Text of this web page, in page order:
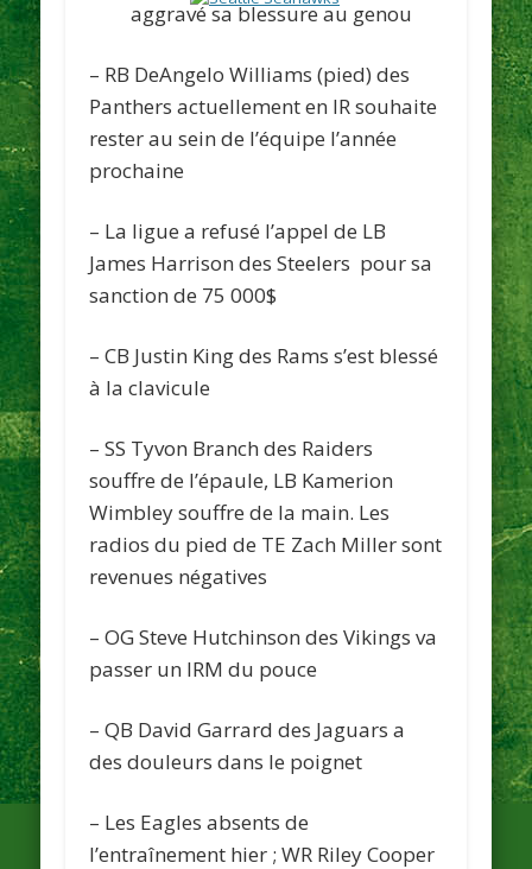
aggravé sa blessure au genou
– RB DeAngelo Williams (pied) des
Panthersactuellement en IR souhaite
rester au sein de l’équipe l’année
prochaine
– La ligue a refusé l’appel de LB
James Harrison desSteelers pour sa
sanction de 75 000$
– CB Justin King des Ramss’est blessé
à la clavicule
– SS Tyvon Branch des Raiders
souffre de l’épaule, LB Kamerion
Wimbley souffre de la main. Les
radios du pied de TE Zach Miller sont
revenues négatives
– OG Steve Hutchinson desVikingsva
passer un IRM du pouce
– QB David Garrard des Jaguarsa
des douleurs dans le poignet
– Les Eaglesabsents de
l’entraînement hier ; WR Riley Cooper